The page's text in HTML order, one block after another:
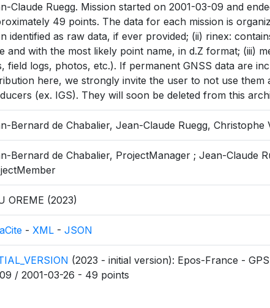
Claude Ruegg. Mission started on 2001-03-09 and
49 points. The data for each mission is
identified as raw data, if ever provided; (ii) rinex:
and with the most likely point name, in d.Z format; (iii)
field logs, photos, etc.). If permanent GNSS data are
here, we strongly invite the user to not use
(ex. IGS). They will soon be deleted from this
Bernard de Chabalier, Jean-Claude Ruegg, Christophe
Bernard de Chabalier, ProjectManager ; Jean-Claude
OREME (2023)
- XML - JSON
(2023 - initial version): Epos-France -
/ 2001-03-26 - 49 points